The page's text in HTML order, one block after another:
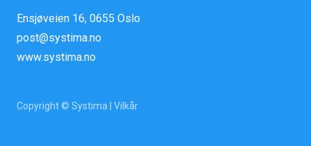
Ensjøveien 16, 0655 Oslo
post@systima.no
www.systima.no
Copyright © Systima | Vilkår